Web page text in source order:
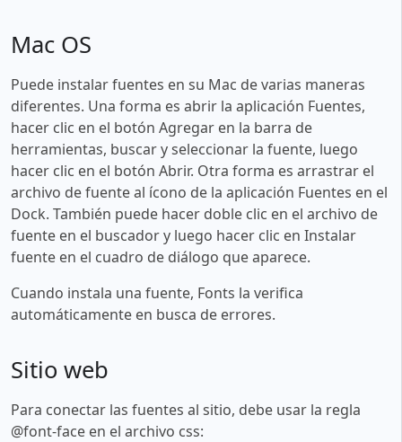
Mac OS
Puede instalar fuentes en su Mac de varias maneras
diferentes. Una forma es abrir la aplicación Fuentes,
hacer clic en el botón Agregar en la barra de
herramientas, buscar y seleccionar la fuente, luego
hacer clic en el botón Abrir. Otra forma es arrastrar el
archivo de fuente al ícono de la aplicación Fuentes en el
Dock. También puede hacer doble clic en el archivo de
fuente en el buscador y luego hacer clic en Instalar
fuente en el cuadro de diálogo que aparece.
Cuando instala una fuente, Fonts la verifica
automáticamente en busca de errores.
Sitio web
Para conectar las fuentes al sitio, debe usar la regla
@font-face en el archivo css: